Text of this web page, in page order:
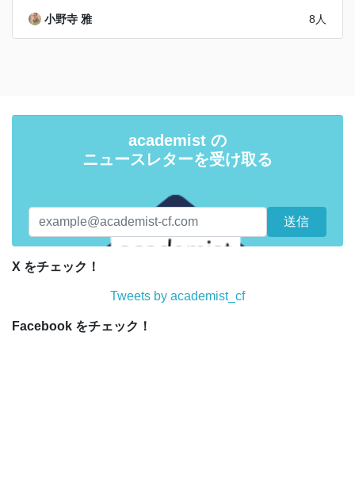
小野寺 雅 8人
academist の
ニュースレターを受け取る
X をチェック！
Tweets by academist_cf
Facebook をチェック！